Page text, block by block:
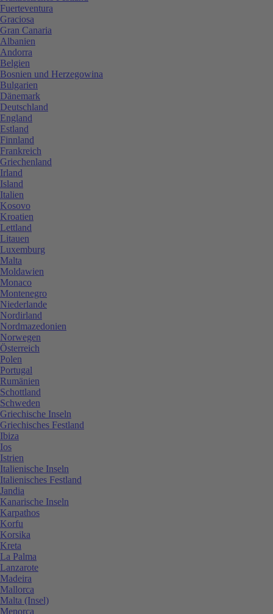
Fuerteventura
Graciosa
Gran Canaria
Albanien
Andorra
Belgien
Bosnien und Herzegowina
Bulgarien
Dänemark
Deutschland
England
Estland
Finnland
Frankreich
Griechenland
Irland
Island
Italien
Kosovo
Kroatien
Lettland
Litauen
Luxemburg
Malta
Moldawien
Monaco
Montenegro
Niederlande
Nordirland
Nordmazedonien
Norwegen
Österreich
Polen
Portugal
Rumänien
Schottland
Schweden
Griechische Inseln
Griechisches Festland
Ibiza
Ios
Istrien
Italienische Inseln
Italienisches Festland
Jandia
Kanarische Inseln
Karpathos
Korfu
Korsika
Kreta
La Palma
Lanzarote
Madeira
Mallorca
Malta (Insel)
Menorca